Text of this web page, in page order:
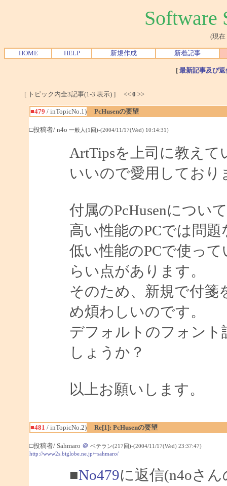
Software
(現在
HOME HELP 新規作成 新着記事
[ 最新記事及び
[ トピック内全3記事(1-3 表示) ] << 0 >>
■479 / inTopicNo.1) PcHusenの要望
□投稿者/ n4o 一般人(1回)-(2004/11/17(Wed) 10:14:31)
ArtTipsを上司に教え
いいので愛用しており
付属のPcHusenについ
高い性能のPCでは問
低い性能のPCで使っ
らい点があります。
そのため、新規で付箋
め煩わしいのです。
デフォルトのフォン
しょうか？
以上お願いします。
■481 / inTopicNo.2) Re[1]: PcHusenの要望
□投稿者/ Sahmaro ＠ ベテラン(217回)-(2004/11/17(Wed) 23:37:47)
http://www2s.biglobe.ne.jp/~sahmaro/
■No479に返信(n4oさ